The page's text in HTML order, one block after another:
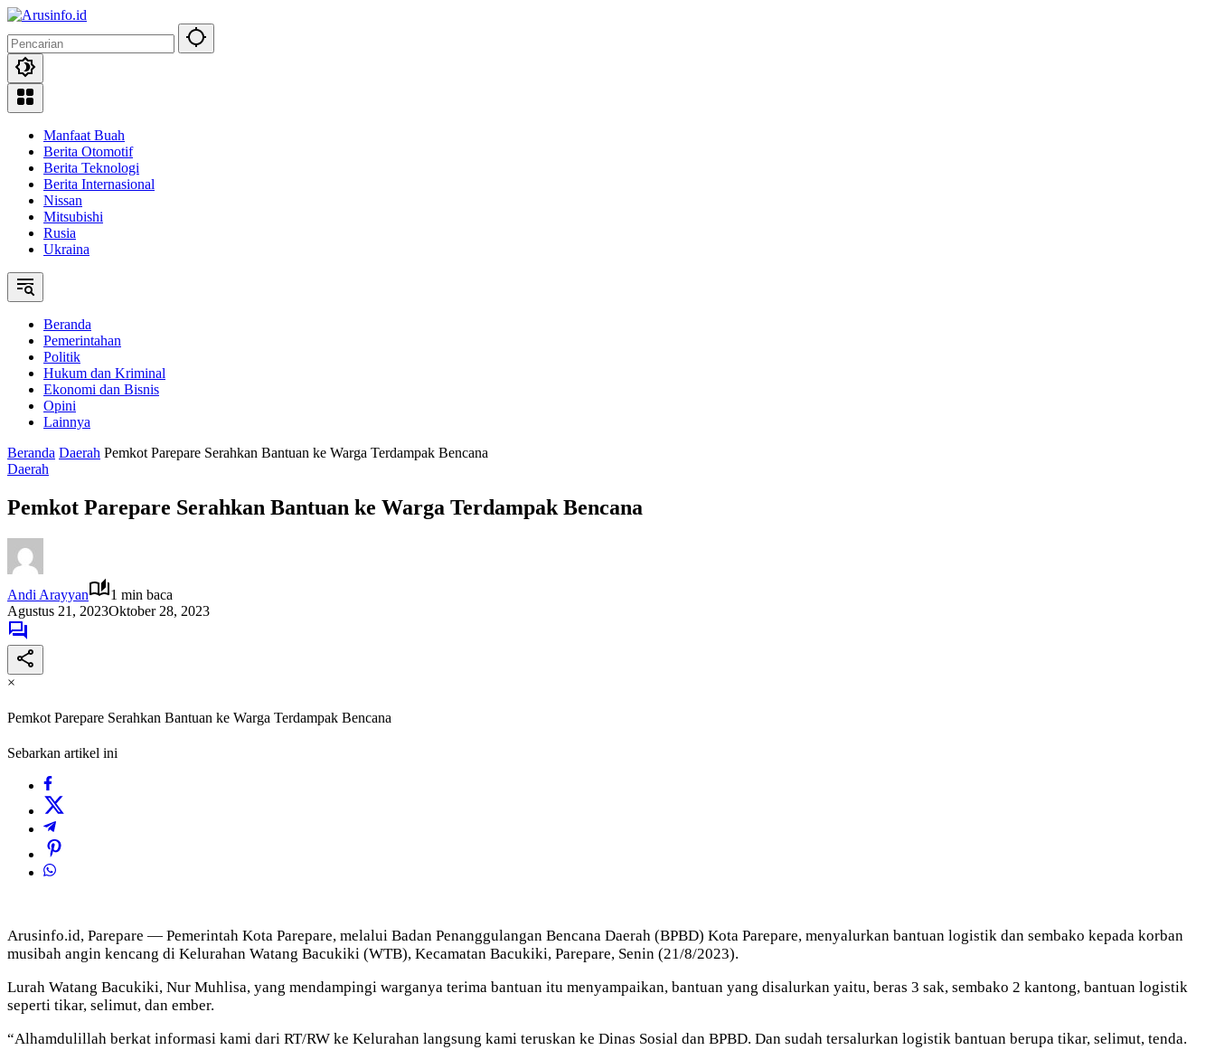
Langsung
konten
Manfaat Buah
Berita Otomotif
Berita Teknologi
Berita Internasional
Nissan
Mitsubishi
Rusia
Ukraina
Beranda
Pemerintahan
Politik
Hukum dan Kriminal
Ekonomi dan Bisnis
Opini
Lainnya
Beranda Daerah Pemkot Parepare Serahkan Bantuan ke Warga Terdampak Bencana
Daerah
Pemkot Parepare Serahkan Bantuan ke Warga Terdampak Bencana
Andi Arayyan
1 min baca
Agustus 21, 2023Oktober 28, 2023
×
Pemkot Parepare Serahkan Bantuan ke Warga Terdampak Bencana
Sebarkan artikel ini
Arusinfo.id, Parepare — Pemerintah Kota Parepare, melalui Badan Penanggulangan Bencana Daerah (BPBD) Kota Parepare, menyalurkan bantuan logistik dan sembako kepada korban
musibah angin kencang di Kelurahan Watang Bacukiki (WTB), Kecamatan Bacukiki, Parepare, Senin (21/8/2023).
Lurah Watang Bacukiki, Nur Muhlisa, yang mendampingi warganya terima bantuan itu menyampaikan, bantuan yang disalurkan yaitu, beras 3 sak, sembako 2 kantong, bantuan logistik
seperti tikar, selimut, dan ember.
“Alhamdulillah berkat informasi kami dari RT/RW ke Kelurahan langsung kami teruskan ke Dinas Sosial dan BPBD. Dan sudah tersalurkan logistik bantuan berupa tikar, selimut, tenda.